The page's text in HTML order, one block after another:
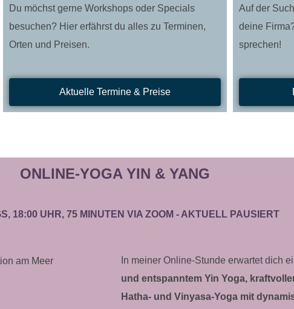
Du möchst gerne Workshops oder Specials
besuchen? Hier erfährst du alles zu Terminen,
Orten und Preisen.
Aktuelle Termine & Preise
Auf der
deine
sprechen!
ONLINE-YOGA YIN & YANG
18:00 UHR, 75 MINUTEN VIA ZOOM - AKTUELL PAUSIERT
In meiner Online-Stunde erwartet dich
und entspanntem Yin Yoga,
Hatha- und Vinyasa-Yoga mit